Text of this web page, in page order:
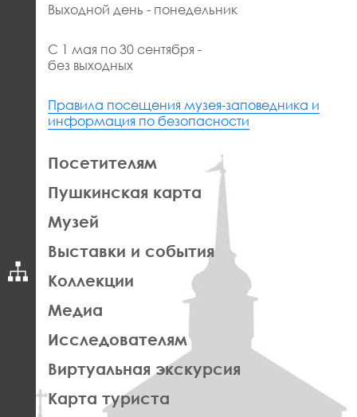
Выходной день - понедельник
С 1 мая по 30 сентября -
без выходных
Правила посещения музея-заповедника и
информация по безопасности
ЛЕВАЯ
ФУТЕР
Посетителям
Пушкинская карта
Музей
Выставки и события
Коллекции
Медиа
Исследователям
Виртуальная экскурсия
Карта туриста